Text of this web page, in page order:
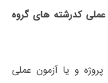
عملی کدرشته های گروه
و یا آزمون عملی